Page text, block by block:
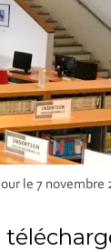
le 7 novembre